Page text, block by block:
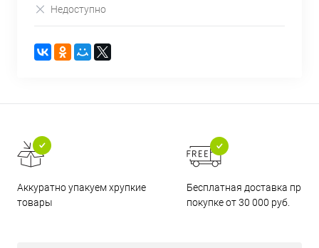
Недоступно
Аккуратно упакуем хрупкие
товары
Бесплатная доставка при
покупке от 30 000 руб.